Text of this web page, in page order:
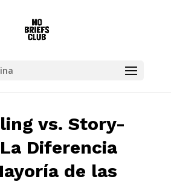
vs. Story-
Diferencia
de las